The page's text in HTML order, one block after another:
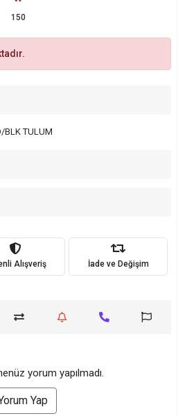
150
BLK TULUM
Alışveriş İade ve Değişim
yorum yapılmadı.
Yap